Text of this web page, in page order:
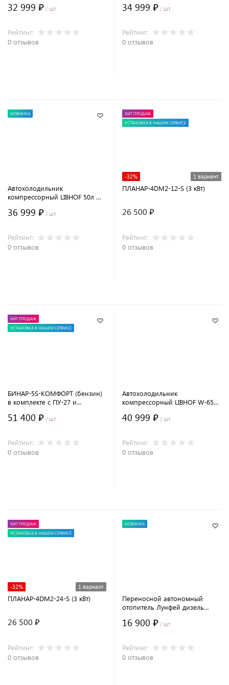
32 999 ₽ / шт
Рейтинг:
0 отзывов
34 999 ₽ / шт
Рейтинг:
0 отзывов
НОВИНКА
Автохолодильник
компрессорный LIBHOF 50л W-
36 999 ₽ / шт
Рейтинг:
0 отзывов
ХИТ ПРОДАЖ
УСТАНОВКА В НАШЕМ СЕРВИСЕ
-32% 1 вариант
ПЛАНАР-4DM2-12-S (3 кВт)
26 500 ₽
Рейтинг:
0 отзывов
ХИТ ПРОДАЖ
УСТАНОВКА В НАШЕМ СЕРВИСЕ
БИНАР-5S-КОМФОРТ (бензин)
в комплекте с ПУ-27 и
51 400 ₽ / шт
Рейтинг:
0 отзывов
Автохолодильник
компрессорный LIBHOF W-65
40 999 ₽ / шт
Рейтинг:
0 отзывов
ХИТ ПРОДАЖ
УСТАНОВКА В НАШЕМ СЕРВИСЕ
-32% 1 вариант
ПЛАНАР-4DM2-24-S (3 кВт)
26 500 ₽
Рейтинг:
0 отзывов
НОВИНКА
Переносной автономный
отопитель Лунфей дизель
ДУ
16 900 ₽ / шт
Рейтинг:
0 отзывов